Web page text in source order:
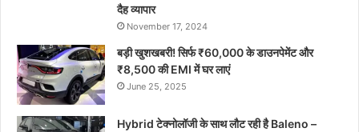
दैह व्यापार
November 17, 2024
बड़ी खुशखबरी! सिर्फ ₹60,000 के डाउनपेमेंट और
₹8,500 की EMI में घर लाएं
June 25, 2025
Hybrid टेक्नोलॉजी के साथ लौट रही है Baleno –